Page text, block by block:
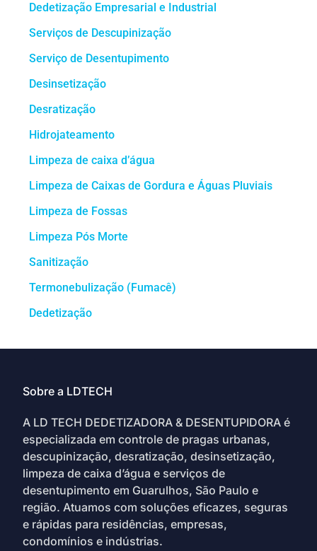
Dedetização Empresarial e Industrial
Serviços de Descupinização
Serviço de Desentupimento
Desinsetização
Desratização
Hidrojateamento
Limpeza de caixa d’água
Limpeza de Caixas de Gordura e Águas Pluviais
Limpeza de Fossas
Limpeza Pós Morte
Sanitização
Termonebulização (Fumacê)
Dedetização
Sobre a LDTECH
A LD TECH DEDETIZADORA & DESENTUPIDORA é
especializada em controle de pragas urbanas,
descupinização, desratização, desinsetização,
limpeza de caixa d’água e serviços de
desentupimento em Guarulhos, São Paulo e
região. Atuamos com soluções eficazes, seguras
e rápidas para residências, empresas,
condomínios e indústrias.